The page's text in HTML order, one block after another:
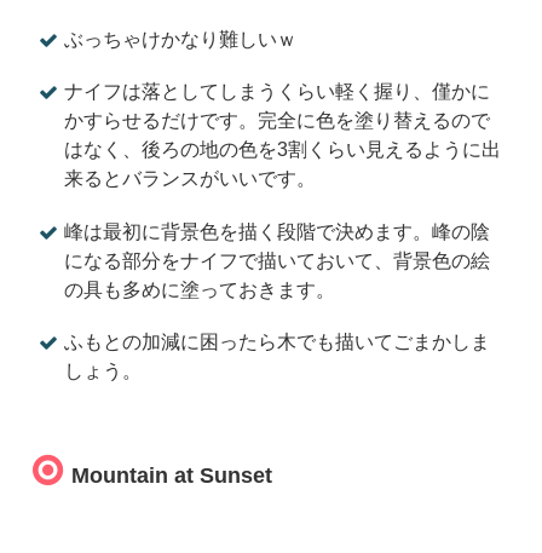
ぶっちゃけかなり難しいｗ
ナイフは落としてしまうくらい軽く握り、僅かに
かすらせるだけです。完全に色を塗り替えるので
はなく、後ろの地の色を3割くらい見えるように出
来るとバランスがいいです。
峰は最初に背景色を描く段階で決めます。峰の陰
になる部分をナイフで描いておいて、背景色の絵
の具も多めに塗っておきます。
ふもとの加減に困ったら木でも描いてごまかしま
しょう。
Mountain at Sunset